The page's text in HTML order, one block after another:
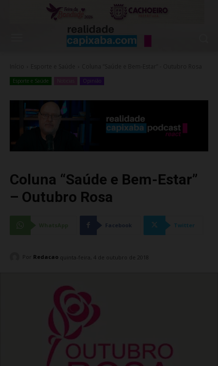
Esporte e Saúde Opinião
Coluna “Saúde e Bem-Estar”
– Outubro Rosa
Facebook Twitter
Por Redacao quinta-feira, 4 de outubro de 2018